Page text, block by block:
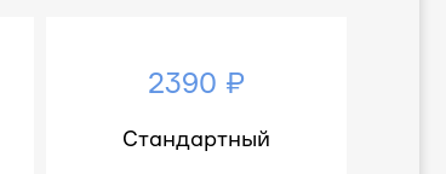
2390 ₽
Стандартный